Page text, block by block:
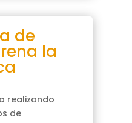
de
la
realizando
de